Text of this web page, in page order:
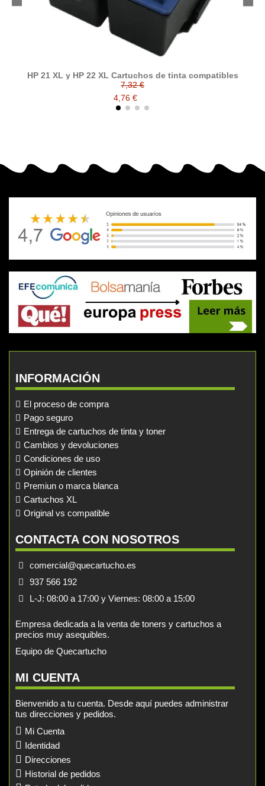
HP 21 XL y HP 22 XL Cartuchos de tinta compatibles
7,32 €
4,76 €
INFORMACIÓN
El proceso de compra
Pago seguro
Entrega de cartuchos de tinta y toner
Cambios y devoluciones
Condiciones de uso
Opinión de clientes
Premiun o marca blanca
Cartuchos XL
Original vs compatible
CONTACTA CON NOSOTROS
comercial@quecartucho.es
937 566 192
L-J: 08:00 a 17:00 y Viernes: 08:00 a 15:00
Empresa dedicada a la venta de toners y cartuchos a
precios muy asequibles.
Equipo de Quecartucho
MI CUENTA
Bienvenido a tu cuenta. Desde aquí puedes administrar
tus direcciones y pedidos.
Mi Cuenta
Identidad
Direcciones
Historial de pedidos